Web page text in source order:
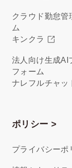
クラウド勤怠管
ム
キンクラ
法人向け生成AI
フォーム
ナレフルチャッ
ポリシー >
プライバシーポ